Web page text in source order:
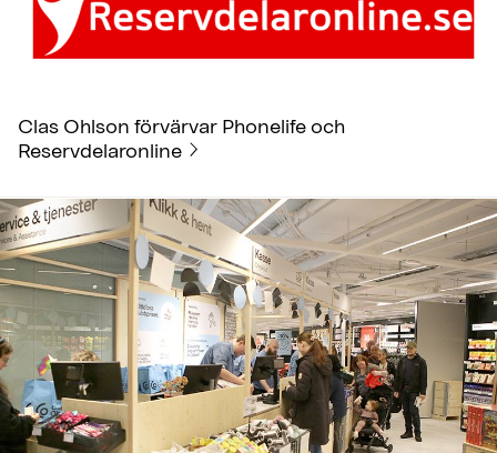
Clas Ohlson förvärvar Phonelife och
Reservdelaronline